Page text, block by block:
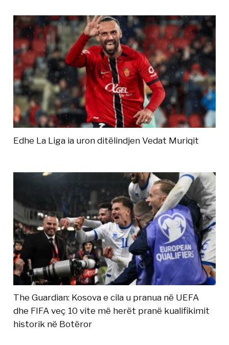
Edhe La Liga ia uron ditëlindjen Vedat Muriqit
The Guardian: Kosova e cila u pranua në UEFA
dhe FIFA veç 10 vite më herët pranë kualifikimit
historik në Botëror